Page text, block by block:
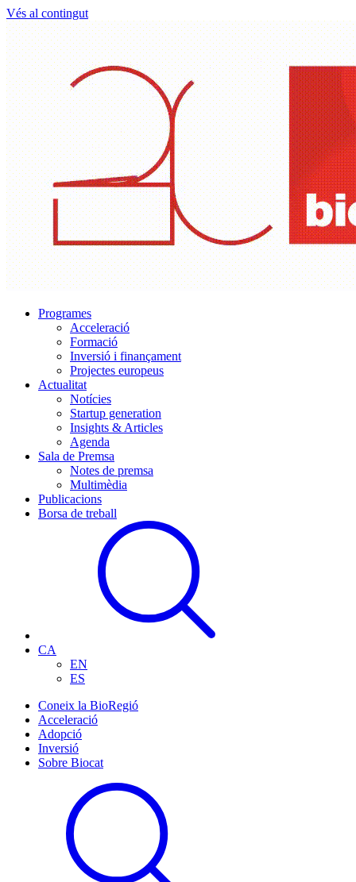
Vés al contingut
Programes
Acceleració
Formació
Inversió i finançament
Projectes europeus
Actualitat
Notícies
Startup generation
Insights & Articles
Agenda
Sala de Premsa
Notes de premsa
Multimèdia
Publicacions
Borsa de treball
CA
EN
ES
Coneix la BioRegió
Acceleració
Adopció
Inversió
Sobre Biocat